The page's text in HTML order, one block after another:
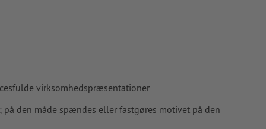
virksomhedspræsentationer
den måde spændes eller fastgøres motivet på den